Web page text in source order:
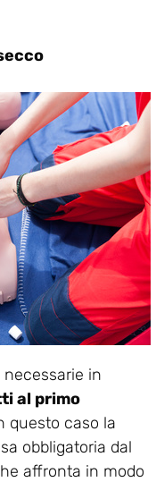
necessarie in
al primo
questo caso la
obbligatoria dal
affronta in modo